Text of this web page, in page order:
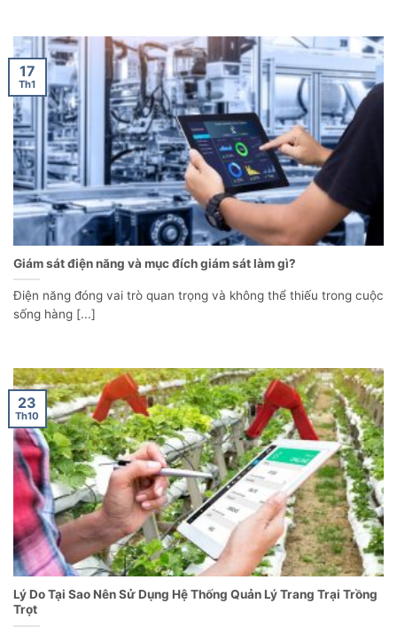
Giám sát điện năng và mục đích giám sát làm gì?
Điện năng đóng vai trò quan trọng và không thể thiếu trong cuộc
sống hàng [...]
17
Th1
Lý Do Tại Sao Nên Sử Dụng Hệ Thống Quản Lý Trang Trại Trồng
Trọt
23
Th10